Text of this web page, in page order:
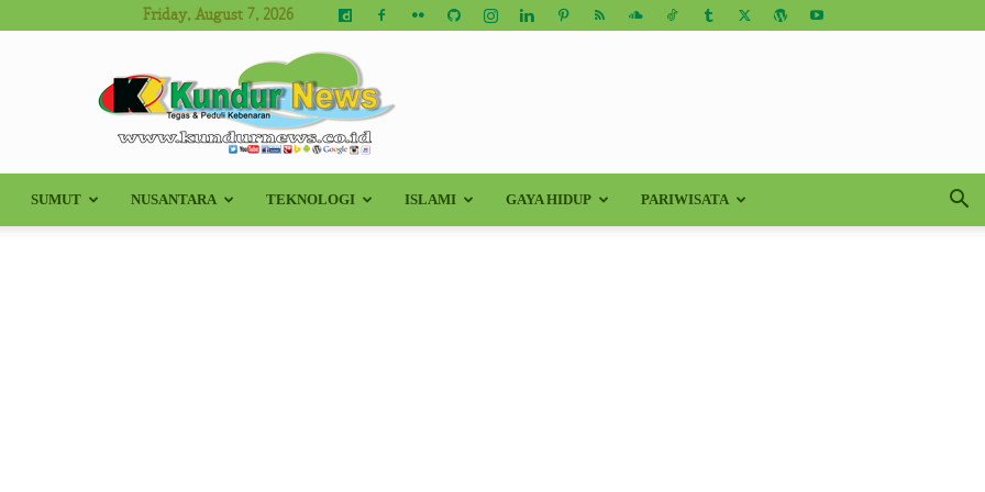
Friday, August 7, 2026
Kundur
SUMUT NUSANTARA TEKNOLOGI ISLAMI GAYA HIDUP PARIWISATA